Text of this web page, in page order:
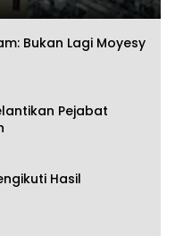
Bukan Lagi Moyesy
Pejabat
Hasil